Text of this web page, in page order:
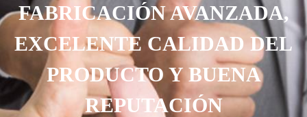
FABRICACIÓN AVANZADA,
EXCELENTE CALIDAD DEL
PRODUCTO Y BUENA
REPUTACIÓN